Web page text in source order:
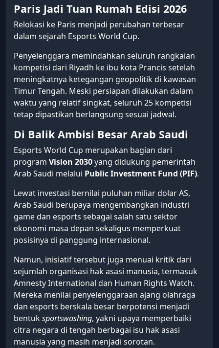
Paris Jadi Tuan Rumah Edisi 2026
Relokasi ke Paris menjadi perubahan terbesar
dalam sejarah Esports World Cup.
Penyelenggara memindahkan seluruh rangkaian
kompetisi dari Riyadh ke ibu kota Prancis setelah
meningkatnya ketegangan geopolitik di kawasan
Timur Tengah. Meski persiapan dilakukan dalam
waktu yang relatif singkat, seluruh 25 kompetisi
tetap dipastikan berlangsung sesuai jadwal.
Di Balik Ambisi Besar Arab Saudi
Esports World Cup merupakan bagian dari
program Vision 2030yang didukung pemerintah
Arab Saudi melalui Public Investment Fund (PIF).
Lewat investasi bernilai puluhan miliar dolar AS,
Arab Saudi berupaya mengembangkan industri
game dan esports sebagai salah satu sektor
ekonomi masa depan sekaligus memperkuat
posisinya di panggung internasional.
Namun, inisiatif tersebut juga menuai kritik dari
sejumlah organisasi hak asasi manusia, termasuk
Amnesty International dan Human Rights Watch.
Mereka menilai penyelenggaraan ajang olahraga
dan esports berskala besar berpotensi menjadi
bentuksportswashing, yakni upaya memperbaiki
citra negara di tengah berbagai isu hak asasi
manusia yang masih menjadi sorotan.